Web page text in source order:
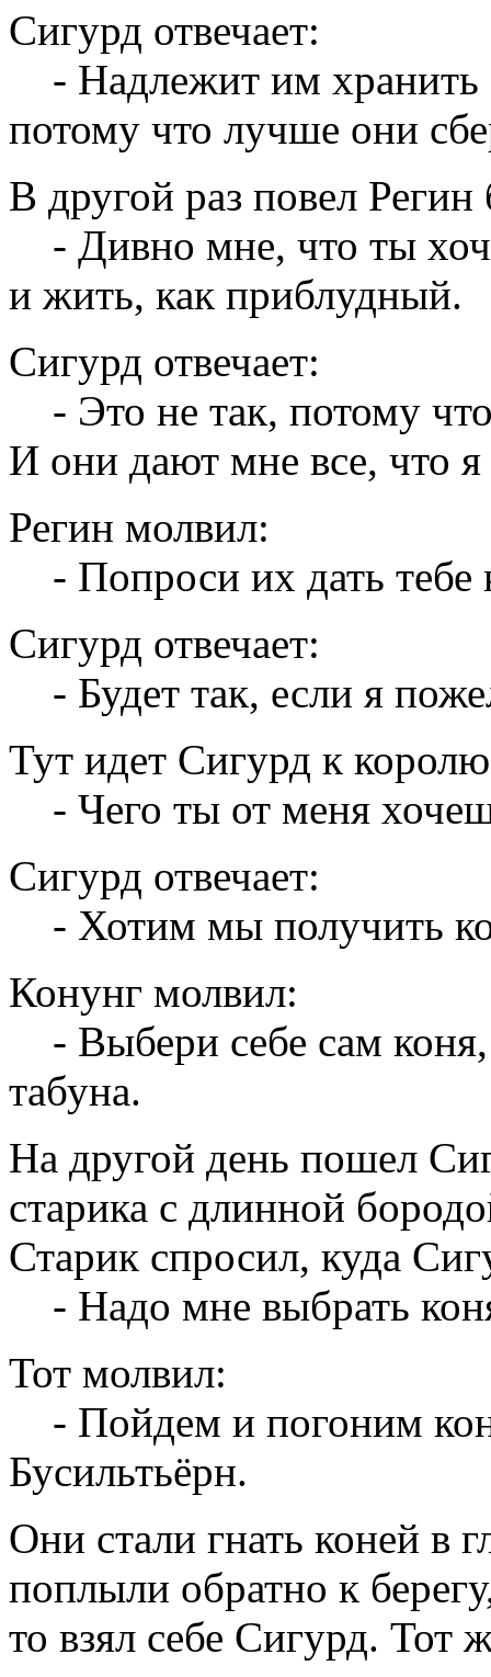
Сигурд отвечает:
- Надлежит им хранить
потому что лучше они
В другой раз повел
- Дивно мне, что ты
и жить, как приблудный.
Сигурд отвечает:
- Это не так, потому
И они дают мне все, что я
Регин молвил:
- Попроси их дать тебе
Сигурд отвечает:
- Будет так, если я
Тут идет Сигурд к
- Чего ты от меня
Сигурд отвечает:
- Хотим мы получить
Конунг молвил:
- Выбери себе сам коня,
табуна.
На другой день пошел
старика с длинной
Старик спросил, куда
- Надо мне выбрать
Тот молвил:
- Пойдем и погоним
Бусильтьёрн.
Они стали гнать коней в
поплыли обратно к
то взял себе Сигурд. Тот